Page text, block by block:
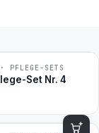
PFLEGE-SETS
Set Nr. 4